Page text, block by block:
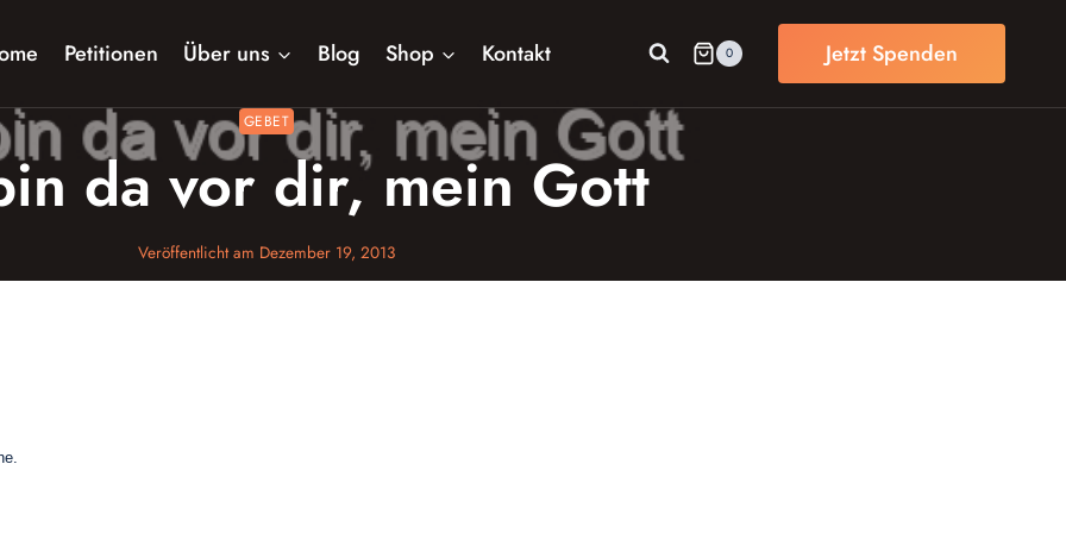
Petitionen Über uns Blog Shop Kontakt 0 Jetzt Spenden
GEBET
da vor dir, mein Gott
Veröffentlicht am Dezember 19, 2013